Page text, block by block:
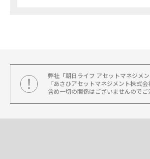
弊社「朝日ライフ アセットマネジメ
「あさひアセットマネジメント株式
含め一切の関係はございませんのでご